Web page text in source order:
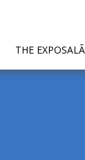
THE